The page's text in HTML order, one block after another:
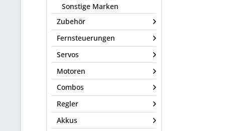
Sonstige Marken
Zubehör
Fernsteuerungen
Servos
Motoren
Combos
Regler
Akkus